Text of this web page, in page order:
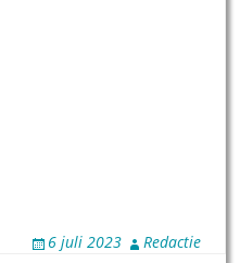
6 juli 2023 Redactie